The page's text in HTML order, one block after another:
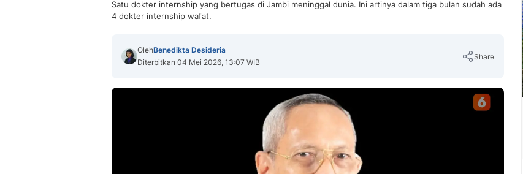
Satu dokter internship yang bertugas di Jambi meninggal dunia. Ini artinya dalam tiga bulan sudah ada
4 dokter internship wafat.
OlehBenedikta Desideria
Diterbitkan 04 Mei 2026, 13:07 WIB
Share